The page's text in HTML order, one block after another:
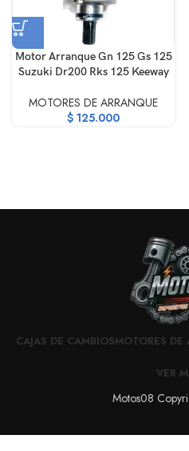
Motor Arranque Gn 125 Gs 125
Suzuki Dr200 Rks 125 Keeway
MOTORES DE ARRANQUE
$ 125.000
CAJAS DE CAMBIOSMOTORES DE
VER
Motos08